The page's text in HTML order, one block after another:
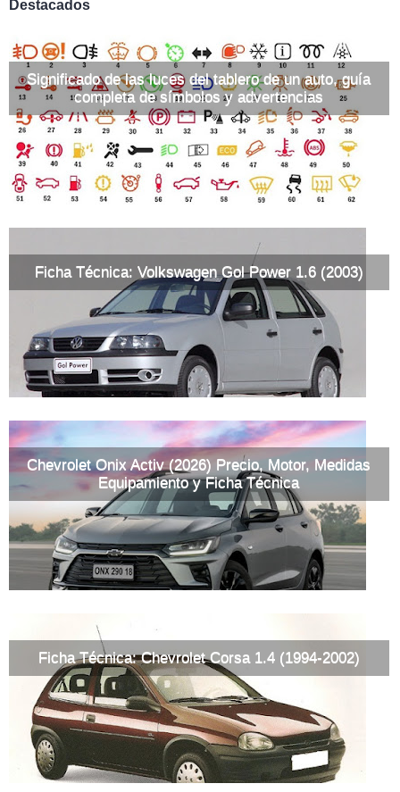
Destacados
Significado de las luces del tablero de un auto, guía
completa de símbolos y advertencias
Ficha Técnica: Volkswagen Gol Power 1.6 (2003)
Chevrolet Onix Activ (2026) Precio, Motor, Medidas
Equipamiento y Ficha Técnica
Ficha Técnica: Chevrolet Corsa 1.4 (1994-2002)